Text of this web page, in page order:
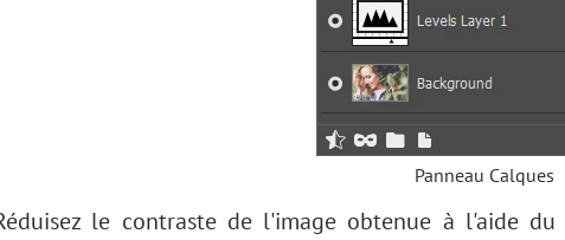
Panneau Calques
le contraste de l'image obtenue à l'aide